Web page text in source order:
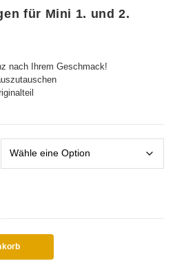
für Mini 1. und 2.
nach Ihrem Geschmack!